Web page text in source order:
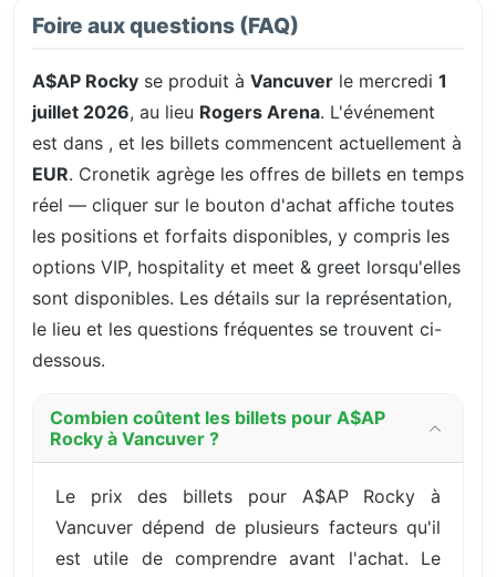
Foire aux questions (FAQ)
A$AP Rocky se produit à Vancuver le mercredi 1
juillet 2026, au lieu Rogers Arena. L'événement
est dans , et les billets commencent actuellement à
EUR. Cronetik agrège les offres de billets en temps
réel — cliquer sur le bouton d'achat affiche toutes
les positions et forfaits disponibles, y compris les
options VIP, hospitality et meet & greet lorsqu'elles
sont disponibles. Les détails sur la représentation,
le lieu et les questions fréquentes se trouvent ci-
dessous.
Combien coûtent les billets pour A$AP
Rocky à Vancuver ?
Le prix des billets pour A$AP Rocky à
Vancuver dépend de plusieurs facteurs qu'il
est utile de comprendre avant l'achat. Le